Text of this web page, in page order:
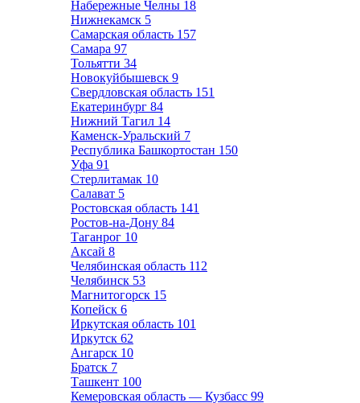
Набережные Челны 18
Нижнекамск 5
Самарская область 157
Самара 97
Тольятти 34
Новокуйбышевск 9
Свердловская область 151
Екатеринбург 84
Нижний Тагил 14
Каменск-Уральский 7
Республика Башкортостан 150
Уфа 91
Стерлитамак 10
Салават 5
Ростовская область 141
Ростов-на-Дону 84
Таганрог 10
Аксай 8
Челябинская область 112
Челябинск 53
Магнитогорск 15
Копейск 6
Иркутская область 101
Иркутск 62
Ангарск 10
Братск 7
Ташкент 100
Кемеровская область — Кузбасс 99